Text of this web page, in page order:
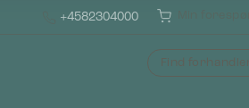
+4582304000
Find forhandler